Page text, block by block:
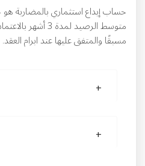
حساب إيداع استثماري بالمضاربة
متوسط الرصيد
مسبقًا والمتفق عليها عند ابرام العقد.